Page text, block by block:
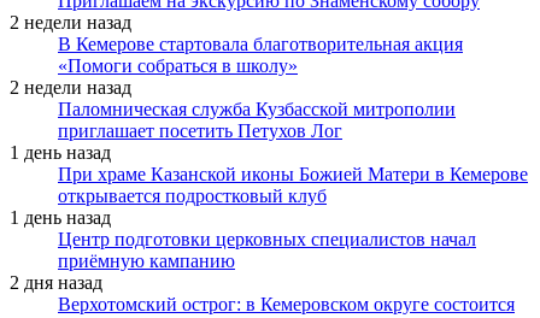
2 недели назад
В Кемерове стартовала благотворительная акция
«Помоги собраться в школу»
2 недели назад
Паломническая служба Кузбасской митрополии
приглашает посетить Петухов Лог
1 день назад
При храме Казанской иконы Божией Матери в Кемерове
открывается подростковый клуб
1 день назад
Центр подготовки церковных специалистов начал
приёмную кампанию
2 дня назад
Верхотомский острог: в Кемеровском округе состоится